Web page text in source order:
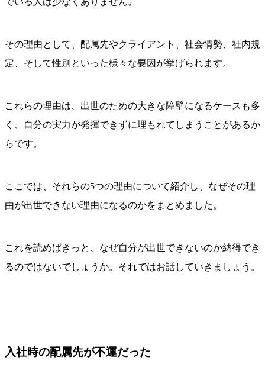
その理由として、配属先やクライアント、社会情勢、社内規
定、そして性別といった様々な要因が挙げられます。
これらの理由は、出世のための大きな障壁になるケースも多
く、自分の実力が発揮できずに埋もれてしまうことがあるか
らです。
ここでは、それらの5つの理由について紹介し、なぜその理
由が出世できない理由になるのかをまとめました。
これを読めばきっと、なぜ自分が出世できないのか納得でき
るのではないでしょうか。それではお話していきましょう。
入社時の配属先が不運だった